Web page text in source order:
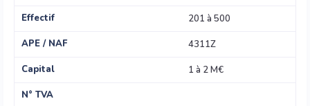
Effectif
201 à 500
APE / NAF
4311Z
Capital
1 à 2 M€
N° TVA